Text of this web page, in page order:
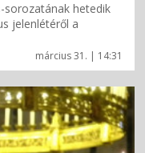
március 31. | 14:31
sorozatának hetedik
jelenlétéről a